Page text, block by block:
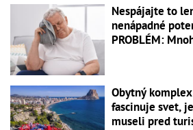
Nespájajte to
nenápadné
PROBLÉM:
Obytný
fascinuje svet,
museli pred